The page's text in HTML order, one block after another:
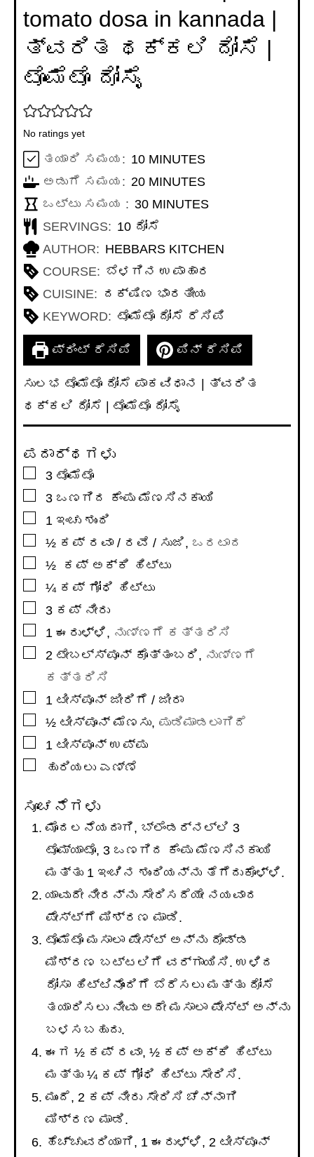
tomato dosa in kannada |
ತ್ವರಿತ ಥಕ್ಕಲಿ ದೋಸೆ |
ಟೊಮೆಟೊ ದೋಸೈ
No ratings yet
ತಯಾರಿ ಸಮಯ: 10MINUTES
MINUTES
ಅಡುಗೆ ಸಮಯ: 20MINUTES
MINUTES
ಒಟ್ಟು ಸಮಯ : 30MINUTES
MINUTES
SERVINGS: 10 ದೋಸೆ
AUTHOR: HEBBARS KITCHEN
COURSE: ಬೆಳಗಿನ ಉಪಾಹಾರ
CUISINE: ದಕ್ಷಿಣ ಭಾರತೀಯ
KEYWORD: ಟೊಮೆಟೊ ದೋಸೆ ರೆಸಿಪಿ
ಪ್ರಿಂಟ್ ರೆಸಿಪಿ ಪಿನ್ ರೆಸಿಪಿ
ಸುಲಭ ಟೊಮೆಟೊ ದೋಸೆ ಪಾಕವಿಧಾನ | ತ್ವರಿತ
ಥಕ್ಕಲಿ ದೋಸೆ | ಟೊಮೆಟೊ ದೋಸೈ
ಪದಾರ್ಥಗಳು
▢3 ಟೊಮೆಟೊ
▢3 ಒಣಗಿದ ಕೆಂಪು ಮೆಣಸಿನಕಾಯಿ
▢1 ಇಂಚು ಶುಂಠಿ
▢½ ಕಪ್ ರವಾ / ರವೆ / ಸುಜಿ, ಒರಟಾದ
▢½ ಕಪ್ ಅಕ್ಕಿ ಹಿಟ್ಟು
▢¼ ಕಪ್ ಗೋಧಿ ಹಿಟ್ಟು
▢3 ಕಪ್ ನೀರು
▢1 ಈರುಳ್ಳಿ, ನುಣ್ಣಗೆ ಕತ್ತರಿಸಿ
▢2 ಟೇಬಲ್ಸ್ಪೂನ್ ಕೊತ್ತಂಬರಿ, ನುಣ್ಣಗೆ
ಕತ್ತರಿಸಿ
▢1 ಟೀಸ್ಪೂನ್ ಜೀರಿಗೆ / ಜೀರಾ
▢½ ಟೀಸ್ಪೂನ್ ಮೆಣಸು, ಪುಡಿಮಾಡಲಾಗಿದೆ
▢1 ಟೀಸ್ಪೂನ್ ಉಪ್ಪು
ಹುರಿಯಲು ಎಣ್ಣೆ
ಸೂಚನೆಗಳು
ಮೊದಲನೆಯದಾಗಿ, ಬ್ಲೆಂಡರ್ನಲ್ಲಿ 3
ಟೊಮ್ಯಾಟೊ, 3 ಒಣಗಿದ ಕೆಂಪು ಮೆಣಸಿನಕಾಯಿ
ಮತ್ತು 1 ಇಂಚಿನ ಶುಂಠಿಯನ್ನು ತೆಗೆದುಕೊಳ್ಳಿ.
ಯಾವುದೇ ನೀರನ್ನು ಸೇರಿಸದೆಯೇ ನಯವಾದ
ಪೇಸ್ಟ್ಗೆ ಮಿಶ್ರಣ ಮಾಡಿ.
ಟೊಮೆಟೊ ಮಸಾಲಾ ಪೇಸ್ಟ್ ಅನ್ನು ದೊಡ್ಡ
ಮಿಶ್ರಣ ಬಟ್ಟಲಿಗೆ ವರ್ಗಾಯಿಸಿ. ಉಳಿದ
ದೋಸಾ ಹಿಟ್ಟಿನೊಂದಿಗೆ ಬೆರೆಸಲು ಮತ್ತು ದೋಸೆ
ತಯಾರಿಸಲು ನೀವು ಅದೇ ಮಸಾಲಾ ಪೇಸ್ಟ್ ಅನ್ನು
ಬಳಸಬಹುದು.
ಈಗ ½ ಕಪ್ ರವಾ, ½ ಕಪ್ ಅಕ್ಕಿ ಹಿಟ್ಟು
ಮತ್ತು ¼ ಕಪ್ ಗೋಧಿ ಹಿಟ್ಟು ಸೇರಿಸಿ.
ಮುಂದೆ, 2 ಕಪ್ ನೀರು ಸೇರಿಸಿ ಚೆನ್ನಾಗಿ
ಮಿಶ್ರಣ ಮಾಡಿ.
ಹೆಚ್ಚುವರಿಯಾಗಿ, 1 ಈರುಳ್ಳಿ, 2 ಟೀಸ್ಪೂನ್